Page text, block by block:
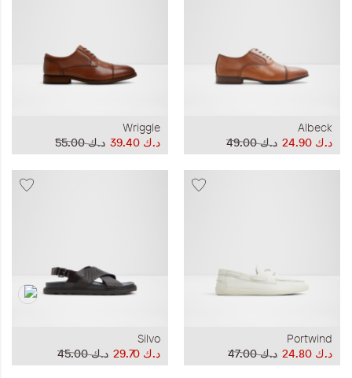
Albeck
د.ك‏ 49.00
د.ك‏ 24.90
Wriggle
د.ك‏ 55.00
د.ك‏ 39.40
Portwind
د.ك‏ 47.00
د.ك‏ 24.80
Silvo
د.ك‏ 45.00
د.ك‏ 29.70